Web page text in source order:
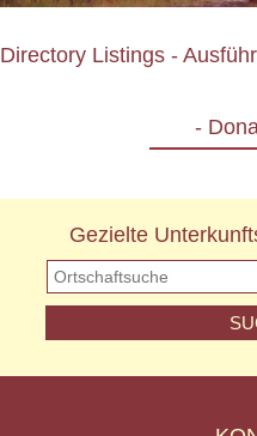
Directory Listings -
-
Gezielte